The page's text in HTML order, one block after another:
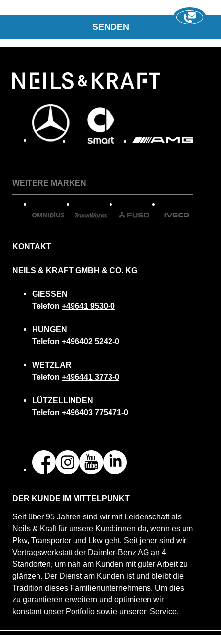
SENDEN
WEITERE MARKEN
KONTAKT
NEILS & KRAFT GMBH & CO. KG
GIESSEN
Telefon +49641 9530-0
HUNGEN
Telefon +496402 5242-0
WETZLAR
Telefon +496441 3773-0
LÜTZELLINDEN
Telefon +496403 775471-0
DER KUNDE IM MITTELPUNKT
Seit über 95 Jahren sind wir mit Leidenschaft als
Neils & Kraft für unsere Kund:innen da, wenn es um
Pkw, Transporter und Lkw geht. Seit jeher sind wir
Vertragswerkstatt der Daimler-Benz AG an 4
Standorten, um nah am Kunden mit guter Arbeit zu
glänzen. Der Dienst am Kunden ist und bleibt die
Tradition dieses Familienunternehmens. Um dies
zu garantieren erweitern und optimieren wir
konstant unser Portfolio sowie unseren Service.